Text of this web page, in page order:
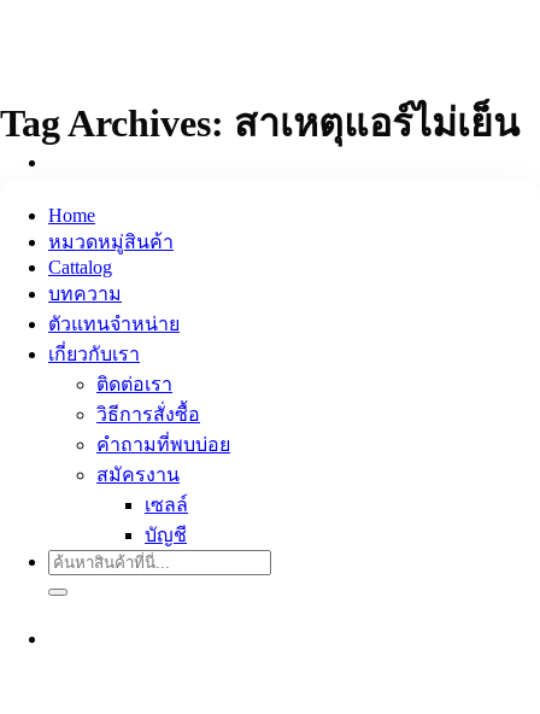
Home
หมวดหมู่สินค้า
Cattalog
บทความ
ตัวแทนจำหน่าย
เกี่ยวกับเรา
ติดต่อเรา
วิธีการสั่งซื้อ
คำถามที่พบบ่อย
สมัครงาน
เซลล์
บัญชี
ค้นหา:
Tag Archives: สาเหตุแอร์ไม่เย็น